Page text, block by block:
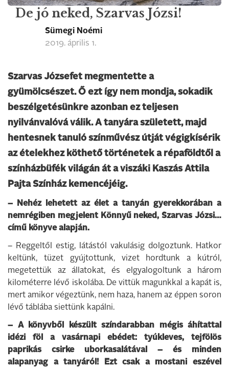
De jó neked, Szarvas Józsi!
Sümegi Noémi
2019. április 1.
Szarvas Józsefet megmentette a
gyümölcsészet. Ő ezt így nem mondja, sokadik
beszélgetésünkre azonban ez teljesen
nyilvánvalóvá válik. A tanyára született, majd
hentesnek tanuló színművész útját végigkísérik
az ételekhez köthető történetek a répaföldtől a
színházbüfék világán át a viszáki Kaszás Attila
Pajta Színház kemencéjéig.
– Nehéz lehetett az élet a tanyán gyerekkorában a
nemrégiben megjelent Könnyű neked, Szarvas Józsi…
című könyve alapján.
– Reggeltől estig, látástól vakulásig dolgoztunk. Hatkor
keltünk, tüzet gyújtottunk, vizet hordtunk a kútról,
megetettük az állatokat, és elgyalogoltunk a három
kilométerre lévő iskolába. De vittük magunkkal a kapát is,
mert amikor végeztünk, nem haza, hanem az éppen soron
lévő táblába siettünk kapálni.
– A könyvből készült színdarabban mégis áhítattal
idézi föl a vasárnapi ebédet: tyúkleves, tejfölös
paprikás csirke uborkasalátával – és minden
alapanyag a tanyáról! Ezt csak a mostani eszével